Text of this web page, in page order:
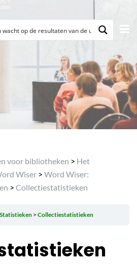
voor bibliotheken > Het
Wiser > Word Wiser:
> Collectiestatistieken
Statistieken Collectiestatistieken